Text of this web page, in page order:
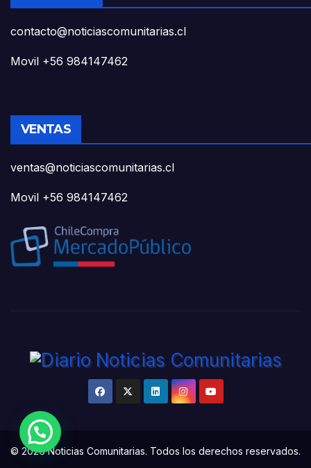
contacto@noticiascomunitarias.cl
Movil +56 984147462
VENTAS
ventas@noticiascomunitarias.cl
Movil +56 984147462